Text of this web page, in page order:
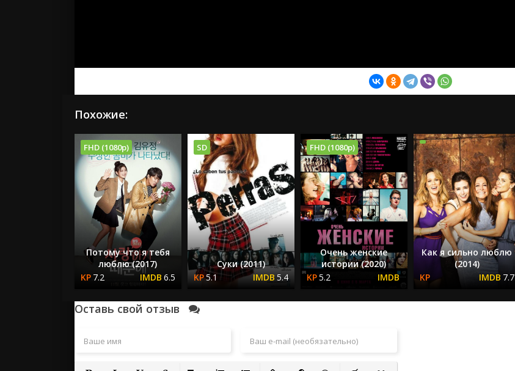
Похожие:
FHD (1080p)
Потому что я тебя
люблю (2017)
7.2
6.5
SD
Суки (2011)
5.1
5.4
FHD (1080p)
Очень женские
истории (2020)
5.2
Как я сильно люблю
(2014)
7.7
Оставь свой отзыв